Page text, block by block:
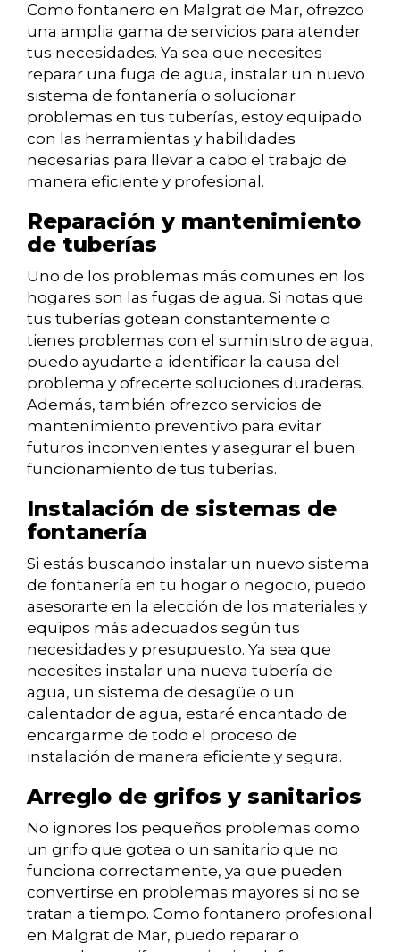
Como fontanero en Malgrat de Mar, ofrezco
una amplia gama de servicios para atender
tus necesidades. Ya sea que necesites
reparar una fuga de agua, instalar un nuevo
sistema de fontanería o solucionar
problemas en tus tuberías, estoy equipado
con las herramientas y habilidades
necesarias para llevar a cabo el trabajo de
manera eficiente y profesional.
Reparación y mantenimiento
de tuberías
Uno de los problemas más comunes en los
hogares son las fugas de agua. Si notas que
tus tuberías gotean constantemente o
tienes problemas con el suministro de agua,
puedo ayudarte a identificar la causa del
problema y ofrecerte soluciones duraderas.
Además, también ofrezco servicios de
mantenimiento preventivo para evitar
futuros inconvenientes y asegurar el buen
funcionamiento de tus tuberías.
Instalación de sistemas de
fontanería
Si estás buscando instalar un nuevo sistema
de fontanería en tu hogar o negocio, puedo
asesorarte en la elección de los materiales y
equipos más adecuados según tus
necesidades y presupuesto. Ya sea que
necesites instalar una nueva tubería de
agua, un sistema de desagüe o un
calentador de agua, estaré encantado de
encargarme de todo el proceso de
instalación de manera eficiente y segura.
Arreglo de grifos y sanitarios
No ignores los pequeños problemas como
un grifo que gotea o un sanitario que no
funciona correctamente, ya que pueden
convertirse en problemas mayores si no se
tratan a tiempo. Como fontanero profesional
en Malgrat de Mar, puedo reparar o